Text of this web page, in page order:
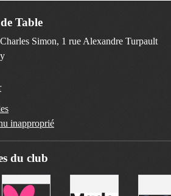
Table
Simon, 1 rue Alexandre Turpault
inapproprié
du club